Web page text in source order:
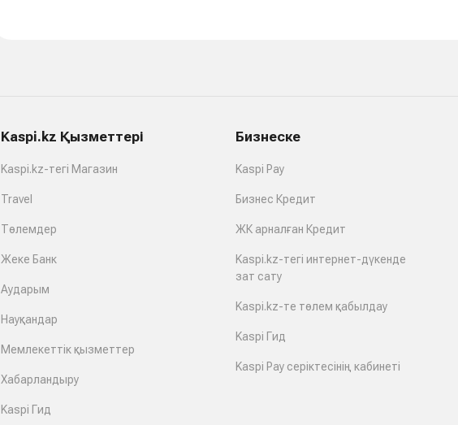
Kaspi.kz Қызметтері
Kaspi.kz-тегі Магазин
Travel
Төлемдер
Жеке Банк
Аударым
Науқандар
Мемлекеттік қызметтер
Хабарландыру
Kaspi Гид
Бизнеске
Kaspi Pay
Бизнес Кредит
ЖК арналған Кредит
Kaspi.kz-тегі интернет-дүкенде
зат сату
Kaspi.kz-те төлем қабылдау
Kaspi Гид
Kaspi Pay серіктесінің кабинеті